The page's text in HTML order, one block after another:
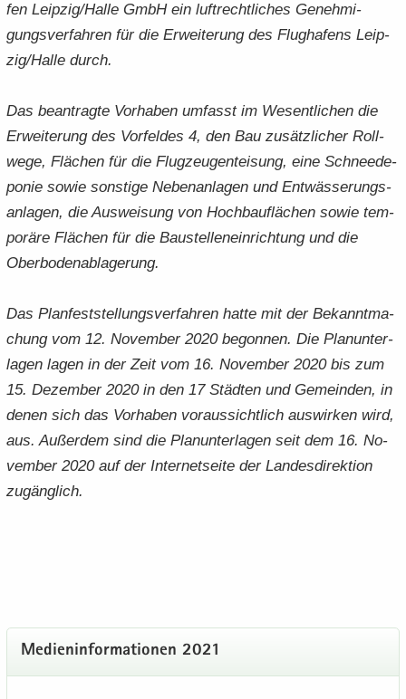
fen Leip­zig/Halle GmbH ein luft­recht­li­ches Ge­neh­mi­
gungs­ver­fah­ren für die Er­wei­te­rung des Flug­ha­fens Leip­
zig/Halle durch.
Das be­an­trag­te Vor­ha­ben um­fasst im We­sent­li­chen die
Er­wei­te­rung des Vor­fel­des 4, den Bau zu­sätz­li­cher Roll­
we­ge, Flä­chen für die Flug­zeu­gent­ei­sung, eine Schnee­de­
po­nie sowie sons­ti­ge Ne­ben­an­la­gen und Ent­wäs­se­rungs­
an­la­gen, die Aus­wei­sung von Hoch­bau­flä­chen sowie tem­
po­rä­re Flä­chen für die Bau­stel­len­ein­rich­tung und die
Ober­bo­den­ab­la­ge­rung.
Das Plan­fest­stel­lungs­ver­fah­ren hatte mit der Be­kannt­ma­
chung vom 12. No­vem­ber 2020 be­gon­nen. Die Plan­un­ter­
la­gen lagen in der Zeit vom 16. No­vem­ber 2020 bis zum
15. De­zem­ber 2020 in den 17 Städ­ten und Ge­mein­den, in
denen sich das Vor­ha­ben vor­aus­sicht­lich aus­wir­ken wird,
aus. Au­ßer­dem sind die Plan­un­ter­la­gen seit dem 16. No­
vem­ber 2020 auf der In­ter­net­sei­te der Lan­des­di­rek­ti­on
zu­gäng­lich.
Me­di­en­in­for­ma­tio­nen 2021